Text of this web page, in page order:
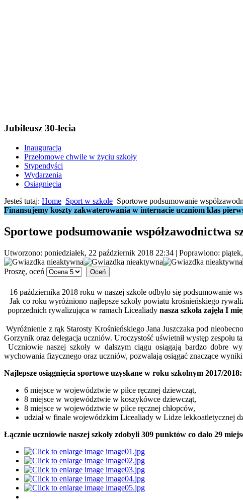
Jubileusz 30-lecia
Inauguracja
Przełomowe chwile w życiu szkoły
Stypendyści
Wydarzenia
Osiągnięcia
Jesteś tutaj: Home Sport w szkole Sportowe podsumowanie
Finansujemy koszty zakwaterowania w internacie uczniom klas
Sportowe podsumowanie współzawodnictwa
Utworzono: poniedziałek, 22 październik 2018 22:34 | Poprawiono:
Proszę, oceń
16 października 2018 roku w naszej szkole odbyło się podsumowanie
Jak co roku wyróżniono najlepsze szkoły powiatu krośnieńskiego
poprzednich rywalizująca w ramach Licealiady nasza szkoła zajęła I
Wyróżnienie z rąk Starosty Krośnieńskiego Jana Juszczaka pod
Gorzynik oraz delegacja uczniów. Uroczystość uświetnił występ zespołu
Uczniowie naszej szkoły w dalszym ciągu osiągają bardzo dobre
wychowania fizycznego oraz uczniów, pozwalają osiągać znaczące
Najlepsze osiągnięcia sportowe uzyskane w roku szkolnym 2017/2018:
6 miejsce w województwie w piłce ręcznej dziewcząt,
8 miejsce w województwie w koszykówce dziewcząt,
8 miejsce w województwie w piłce ręcznej chłopców,
udział w finale wojewódzkim Licealiady w Lidze lekkoatletycznej
Łącznie uczniowie naszej szkoły zdobyli 309 punktów co dało 29